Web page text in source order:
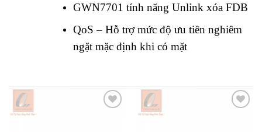
GWN7701 tính năng Unlink xóa FDB
QoS – Hỗ trợ mức độ ưu tiên nghiêm
ngặt mặc định khi có mặt